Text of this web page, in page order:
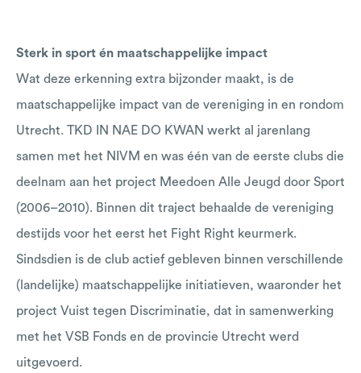
Sterk in sport én maatschappelijke impact
Wat deze erkenning extra bijzonder maakt, is de
maatschappelijke impact van de vereniging in en rondom
Utrecht. TKD IN NAE DO KWAN werkt al jarenlang
samen met het NIVM en was één van de eerste clubs die
deelnam aan het project Meedoen Alle Jeugd door Sport
(2006–2010). Binnen dit traject behaalde de vereniging
destijds voor het eerst het Fight Right keurmerk.
Sindsdien is de club actief gebleven binnen verschillende
(landelijke) maatschappelijke initiatieven, waaronder het
project Vuist tegen Discriminatie, dat in samenwerking
met het VSB Fonds en de provincie Utrecht werd
uitgevoerd.